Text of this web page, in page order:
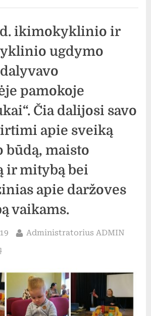
d. ikimokyklinio ir
ugdymo
pamokoje
Čia dalijosi savo
apie sveiką
būdą, maisto
ir mitybą bei
apie daržoves
vaikams.
By
Administratorius ADMIN
įraše
25
d.
ikimokyklinio